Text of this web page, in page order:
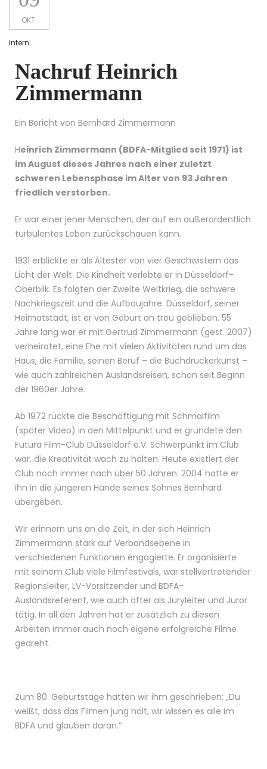
OKT.
Intern
Nachruf Heinrich
Zimmermann
Ein Bericht von Bernhard Zimmermann
Heinrich Zimmermann (BDFA-Mitglied seit 1971) ist
im August dieses Jahres nach einer zuletzt
schweren Lebensphase im Alter von 93 Jahren
friedlich verstorben.
Er war einer jener Menschen, der auf ein außerordentlich
turbulentes Leben zurückschauen kann.
1931 erblickte er als Ältester von vier Geschwistern das
Licht der Welt. Die Kindheit verlebte er in Düsseldorf-
Oberbilk. Es folgten der Zweite Weltkrieg, die schwere
Nachkriegszeit und die Aufbaujahre. Düsseldorf, seiner
Heimatstadt, ist er von Geburt an treu geblieben. 55
Jahre lang war er mit Gertrud Zimmermann (gest. 2007)
verheiratet, eine Ehe mit vielen Aktivitäten rund um das
Haus, die Familie, seinen Beruf – die Buchdruckerkunst –
wie auch zahlreichen Auslandsreisen, schon seit Beginn
der 1960er Jahre.
Ab 1972 rückte die Beschäftigung mit Schmalfilm
(später Video) in den Mittelpunkt und er gründete den
Futura Film-Club Düsseldorf e.V. Schwerpunkt im Club
war, die Kreativität wach zu halten. Heute existiert der
Club noch immer nach über 50 Jahren. 2004 hatte er
ihn in die jüngeren Hände seines Sohnes Bernhard
übergeben.
Wir erinnern uns an die Zeit, in der sich Heinrich
Zimmermann stark auf Verbandsebene in
verschiedenen Funktionen engagierte. Er organisierte
mit seinem Club viele Filmfestivals, war stellvertretender
Regionsleiter, LV-Vorsitzender und BDFA-
Auslandsreferent, wie auch öfter als Juryleiter und Juror
tätig. In all den Jahren hat er zusätzlich zu diesen
Arbeiten immer auch noch eigene erfolgreiche Filme
gedreht.
Zum 80. Geburtstage hatten wir ihm geschrieben: „Du
weißt, dass das Filmen jung hält, wir wissen es alle im
BDFA und glauben daran.“